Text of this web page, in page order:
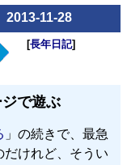
2013-11-28
[長年日記]
で遊ぶ
」の続きで、最急
だけれど、そうい